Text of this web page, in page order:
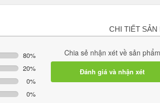
CHI TIẾT SẢN
80%
20%
0%
0%
Chia sẻ nhận xét về sản phẩm
Đánh giá và nhận xét